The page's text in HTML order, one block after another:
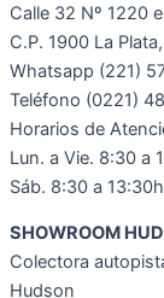
Calle 32 Nº 1220
C.P. 1900 La
Whatsapp (221)
Teléfono (0221)
Horarios de
Lun. a Vie. 8:30 a
Sáb. 8:30 a
SHOWROOM
Colectora
Hudson